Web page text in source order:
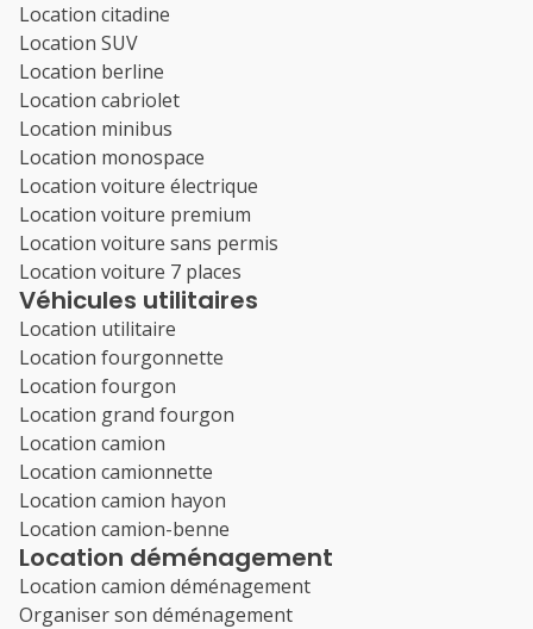
Location citadine
Location SUV
Location berline
Location cabriolet
Location minibus
Location monospace
Location voiture électrique
Location voiture premium
Location voiture sans permis
Location voiture 7 places
Véhicules utilitaires
Location utilitaire
Location fourgonnette
Location fourgon
Location grand fourgon
Location camion
Location camionnette
Location camion hayon
Location camion-benne
Location déménagement
Location camion déménagement
Organiser son déménagement